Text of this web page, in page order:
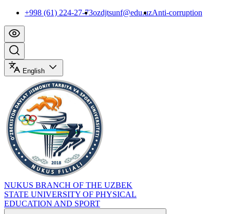
+998 (61) 224-27-73ozdjtsunf@edu.uzAnti-corruption
English
NUKUS BRANCH OF THE UZBEK
STATE UNIVERSITY OF PHYSICAL
EDUCATION AND SPORT